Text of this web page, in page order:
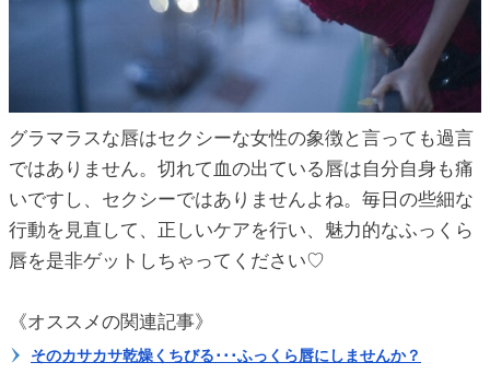
グラマラスな唇はセクシーな女性の象徴と言っても過言
ではありません。切れて血の出ている唇は自分自身も痛
いですし、セクシーではありませんよね。毎日の些細な
行動を見直して、正しいケアを行い、魅力的なふっくら
唇を是非ゲットしちゃってください♡
《オススメの関連記事》
そのカサカサ乾燥くちびる･･･ふっくら唇にしませんか？